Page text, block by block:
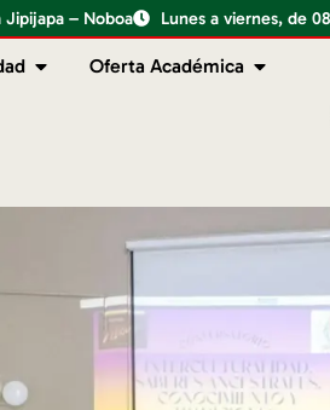
Jipijapa – Noboa Lunes a viernes, de
Oferta Académica